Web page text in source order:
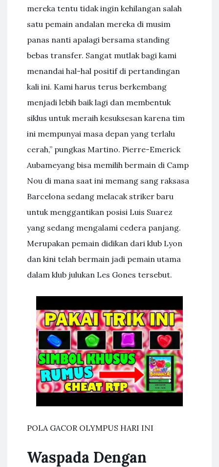
mereka tentu tidak ingin kehilangan salah
satu pemain andalan mereka di musim
panas nanti apalagi bersama standing
bebas transfer. Sangat mutlak bagi kami
menandai hal-hal positif di pertandingan
kali ini. Kami harus terus berkembang
menjadi lebih baik lagi dan membentuk
siklus untuk meraih kesuksesan karena tim
ini mempunyai masa depan yang terlalu
cerah,” pungkas Martino. Pierre-Emerick
Aubameyang bisa memilih bermain di Camp
Nou di mana saat ini memang sang raksasa
Barcelona sedang melacak striker baru
untuk menggantikan posisi Luis Suarez
yang sedang mengalami cedera panjang.
Merupakan pemain didikan dari klub Lyon
dan kini telah bermain jadi pemain utama
dalam klub julukan Les Gones tersebut.
POLA GACOR OLYMPUS HARI INI
Waspada Dengan